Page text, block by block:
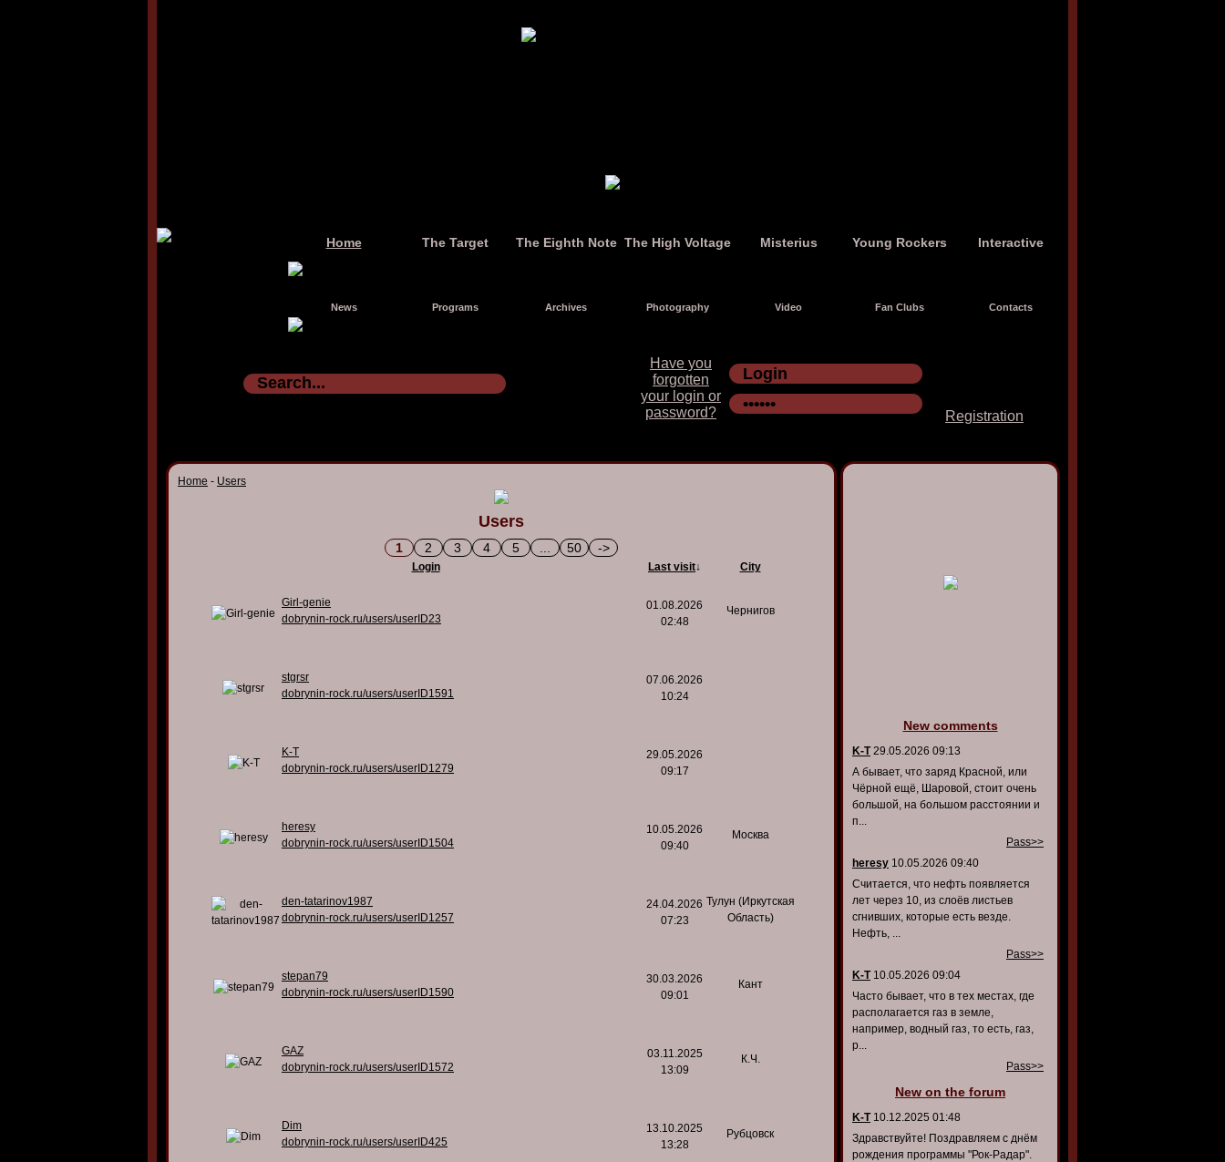
Home The Target The Eighth Note The High Voltage Misterius Young Rockers Interactive
News Programs Archives Photography Video Fan Clubs Contacts
Have you
forgotten
your login or
password?
Registration
Home - Users
Users
1 2 3 4 5 50 ->
Login Last visit↓ City
Girl-genie
dobrynin-rock.ru/users/userID23
01.08.2026
02:48
Чернигов
stgrsr
dobrynin-rock.ru/users/userID1591
07.06.2026
10:24
K-T
dobrynin-rock.ru/users/userID1279
29.05.2026
09:17
heresy
dobrynin-rock.ru/users/userID1504
10.05.2026
09:40
Москва
den-tatarinov1987
dobrynin-rock.ru/users/userID1257
24.04.2026
07:23
Тулун (Иркутская
Область)
stepan79
dobrynin-rock.ru/users/userID1590
30.03.2026
09:01
Кант
GAZ
dobrynin-rock.ru/users/userID1572
03.11.2025
13:09
К.Ч.
Dim
dobrynin-rock.ru/users/userID425
13.10.2025
13:28
Рубцовск
New comments
K-T29.05.2026 09:13
А бывает, что заряд Красной, или
Чёрной ещё, Шаровой, стоит очень
большой, на большом расстоянии и
п...
Pass>>
heresy 10.05.2026 09:40
Считается, что нефть появляется
лет через 10, из слоёв листьев
сгнивших, которые есть везде.
Нефть, ...
Pass>>
K-T10.05.2026 09:04
Часто бывает, что в тех местах, где
располагается газ в земле,
например, водный газ, то есть, газ,
р...
Pass>>
New on the forum
K-T10.12.2025 01:48
Здравствуйте! Поздравляем с днём
рождения программы "Рок-Радар".